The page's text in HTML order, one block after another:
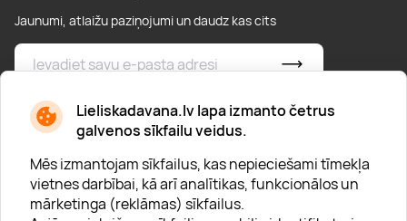
Lieliskadavana.lv lapa izmanto četrus
galvenos sīkfailu veidus.
Mēs izmantojam sīkfailus, kas nepieciešami tīmekļa
vietnes darbībai, kā arī analītikas, funkcionālos un
mārketinga (reklāmas) sīkfailus.
Jaunumi, atlaižu paziņojumi un daudz kas cits
* Esmu iepazinies/usies ar privātuma politiku